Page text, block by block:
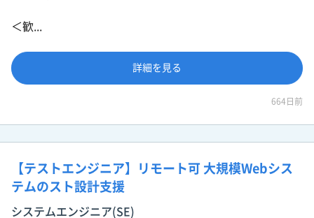
＜歓...
詳細を見る
664日前
【テストエンジニア】リモート可 大規模Webシス
テムのスト設計支援
システムエンジニア(SE)